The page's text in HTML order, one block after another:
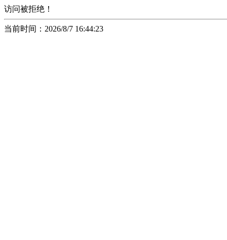
访问被拒绝！
当前时间：2026/8/7 16:44:23